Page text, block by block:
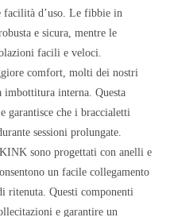
facilità d’uso. Le fibbie in
e sicura, mentre le
facili e veloci.
comfort, molti dei nostri
interna. Questa
garantisce che i braccialetti
sessioni prolungate.
sono progettati con anelli e
un facile collegamento
ritenuta. Questi componenti
e garantire un